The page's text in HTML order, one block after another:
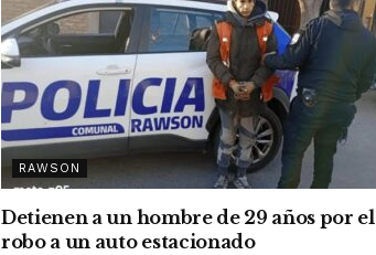
RAWSON
Detienen a un hombre de 29 años por el
robo a un auto estacionado